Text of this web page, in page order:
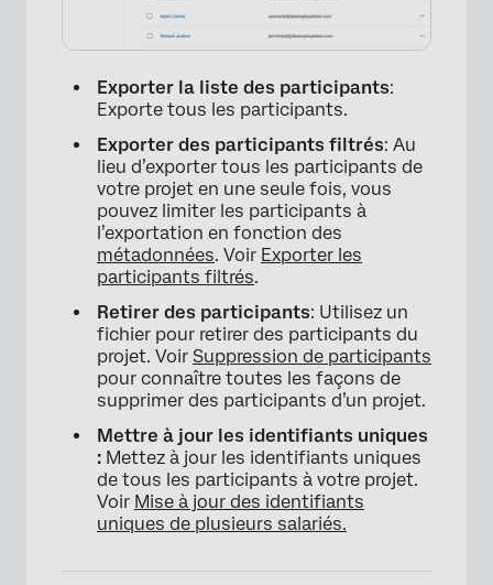
Exporter la liste des participants:
Exporte tous les participants.
Exporter des participants filtrés: Au
lieu d’exporter tous les participants de
votre projet en une seule fois, vous
pouvez limiter les participants à
l’exportation en fonction des
métadonnées. Voir Exporter les
participants filtrés.
Retirer des participants: Utilisez un
fichier pour retirer des participants du
projet. Voir Suppression de participants
pour connaître toutes les façons de
supprimer des participants d’un projet.
Mettre à jour les identifiants uniques
: Mettez à jour les identifiants uniques
de tous les participants à votre projet.
Voir Mise à jour des identifiants
uniques de plusieurs salariés.